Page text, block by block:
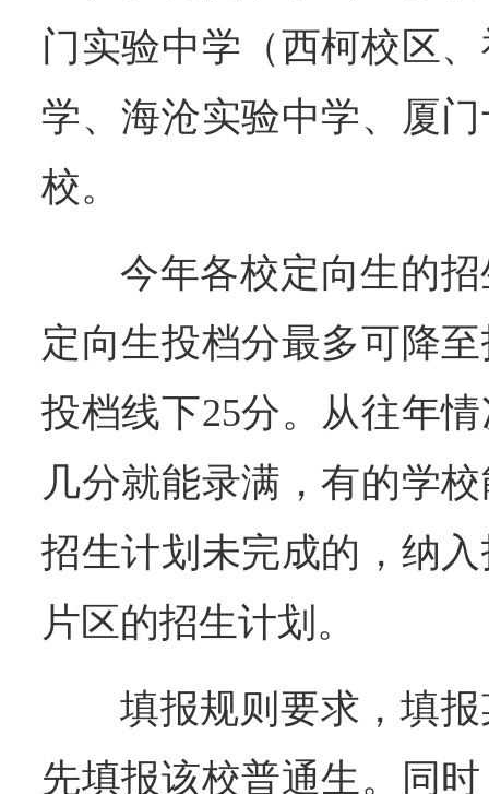
门实验中学（西柯校区
学、海沧实验中学、厦
校。
今年各校定向生的
定向生投档分最多可降
投档线下25分。从往年
几分就能录满，有的学
招生计划未完成的，纳
片区的招生计划。
填报规则要求，填
先填报该校普通生。同